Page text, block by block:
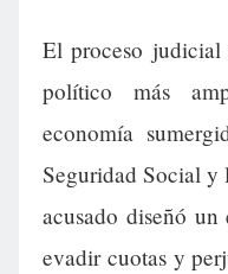
El proceso judicial
político más
economía
Seguridad Social y
acusado diseñó un
evadir cuotas y